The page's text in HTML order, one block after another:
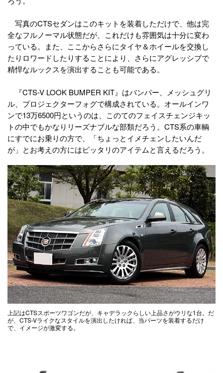
写真のCTSセダンはこのキットを装着しただけで、他は完
全なフルノーマル状態だが、これだけも雰囲気は十分に変わ
っている。また、ここからさらにタイヤ＆ホイールを交換し
たりロワードしたりすることにより、さらにアグレッシブで
精悍なルックスを演出することも可能である。
『CTS-V LOOK BUMPER KIT』はバンパー、メッシュグリ
ル、プロジェクターフォグで構成されている。オールインワ
ンで13万6500円というのは、このてのフェイスチェンジキッ
トの中でもかなりリーズナブルな部類だろう。CTS系の車輌
にすでにお乗りの方で、「ちょっとイメチェンしたいんだ
が」とお考えの方にはピッタリのアイテムと言えるだろう。
上記はCTSスポーツワゴンだが、キャデラックらしい上品さがウリな1台。だ
が、CTS-Vライクなスタイルを演出したければ、当パーツを装着するだけ
で、イメージが激変する。